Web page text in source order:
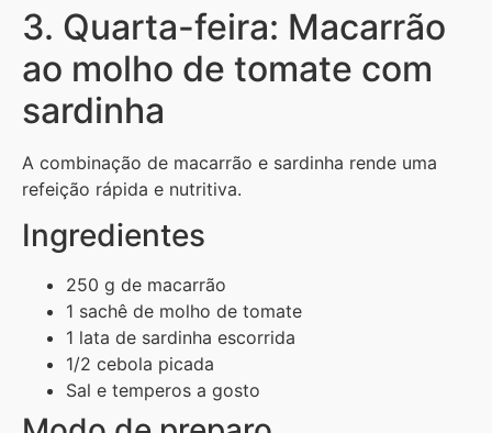
3. Quarta-feira: Macarrão
ao molho de tomate com
sardinha
A combinação de macarrão e sardinha rende uma
refeição rápida e nutritiva.
Ingredientes
250 g de macarrão
1 sachê de molho de tomate
1 lata de sardinha escorrida
1/2 cebola picada
Sal e temperos a gosto